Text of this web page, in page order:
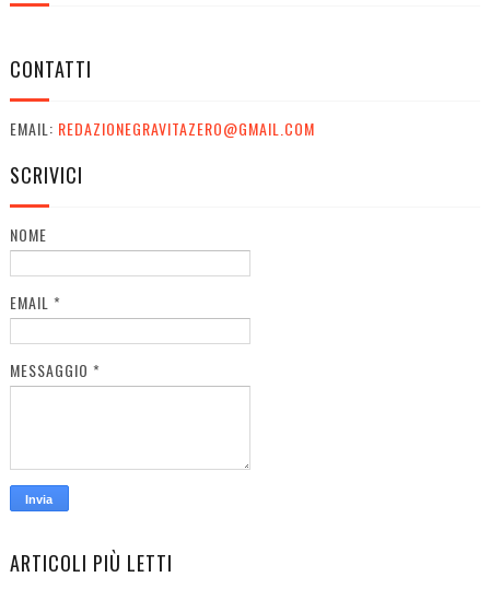
CONTATTI
EMAIL: REDAZIONEGRAVITAZERO@GMAIL.COM
SCRIVICI
NOME
EMAIL *
MESSAGGIO *
ARTICOLI PIÙ LETTI